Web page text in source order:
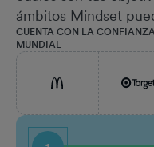
ámbitos Mindset
CUENTA CON LA
MUNDIAL